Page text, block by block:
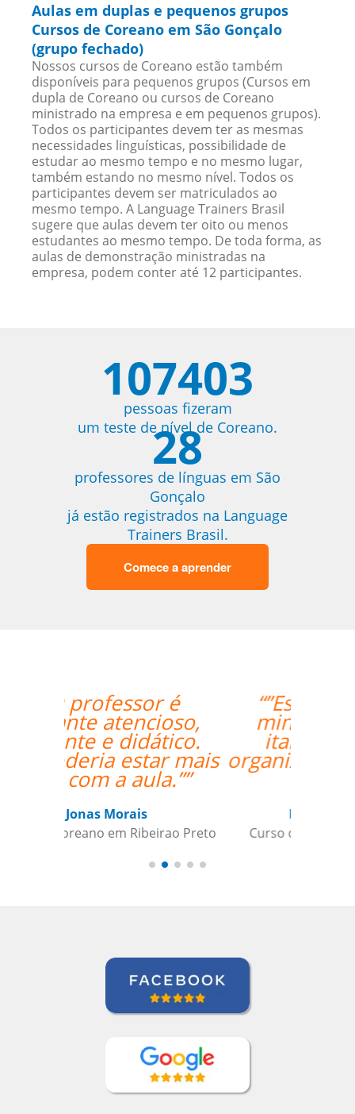
Aulas em duplas e pequenos grupos
Cursos de Coreano em São Gonçalo
(grupo fechado)
Nossos cursos de Coreano estão também
disponíveis para pequenos grupos (Cursos em
dupla de Coreano ou cursos de Coreano
ministrado na empresa e em pequenos grupos).
Todos os participantes devem ter as mesmas
necessidades linguísticas, possibilidade de
estudar ao mesmo tempo e no mesmo lugar,
também estando no mesmo nível. Todos os
participantes devem ser matriculados ao
mesmo tempo. A Language Trainers Brasil
sugere que aulas devem ter oito ou menos
estudantes ao mesmo tempo. De toda forma, as
aulas de demonstração ministradas na
empresa, podem conter até 12 participantes.
107403
pessoas fizeram
um teste de nível de Coreano.
28
professores de línguas em São
Gonçalo
já estão registrados na Language
Trainers Brasil.
Comece a aprender
“”Estou amando
minhas aulas de
italiano, muito
organizado o trabalho
de vcs””
Beatris Castro
Curso de Italiano em Santos